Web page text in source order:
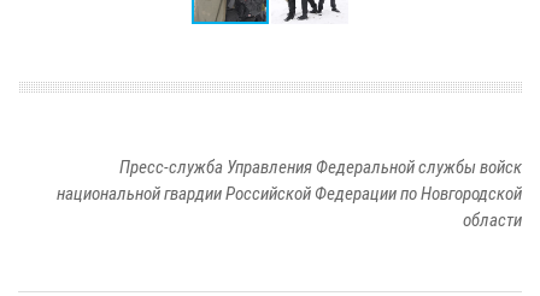
Пресс-служба Управления Федеральной службы войск
национальной гвардии Российской Федерации по Новгородской
области